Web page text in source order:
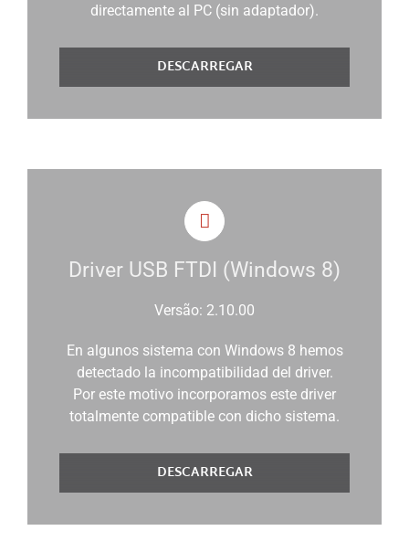
directamente al PC (sin adaptador).
DESCARREGAR
Driver USB FTDI (Windows 8)
Versão: 2.10.00
En algunos sistema con Windows 8 hemos
detectado la incompatibilidad del driver.
Por este motivo incorporamos este driver
totalmente compatible con dicho sistema.
DESCARREGAR